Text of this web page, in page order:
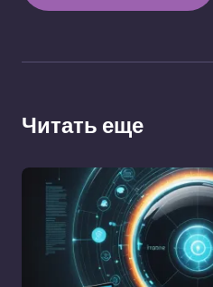
Читать еще